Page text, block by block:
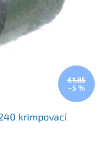
€1,85
–5 %
krimpovací